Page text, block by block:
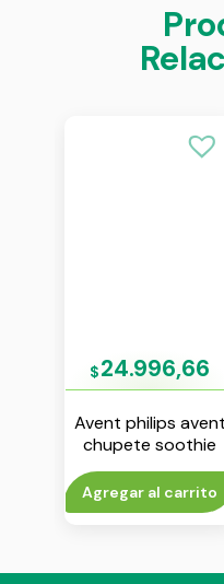
$24.996,66
Avent philips avent
chupete soothie
liso 0-6 m nene
x 2
Agregar al carrito